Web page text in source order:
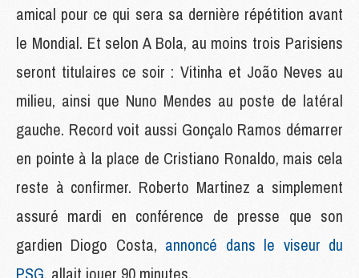
amical pour ce qui sera sa dernière répétition avant
le Mondial. Et selon A Bola, au moins trois Parisiens
seront titulaires ce soir : Vitinha et João Neves au
milieu, ainsi que Nuno Mendes au poste de latéral
gauche. Record voit aussi Gonçalo Ramos démarrer
en pointe à la place de Cristiano Ronaldo, mais cela
reste à confirmer. Roberto Martinez a simplement
assuré mardi en conférence de presse que son
gardien Diogo Costa, annoncé dans le viseur du
PSG, allait jouer 90 minutes.